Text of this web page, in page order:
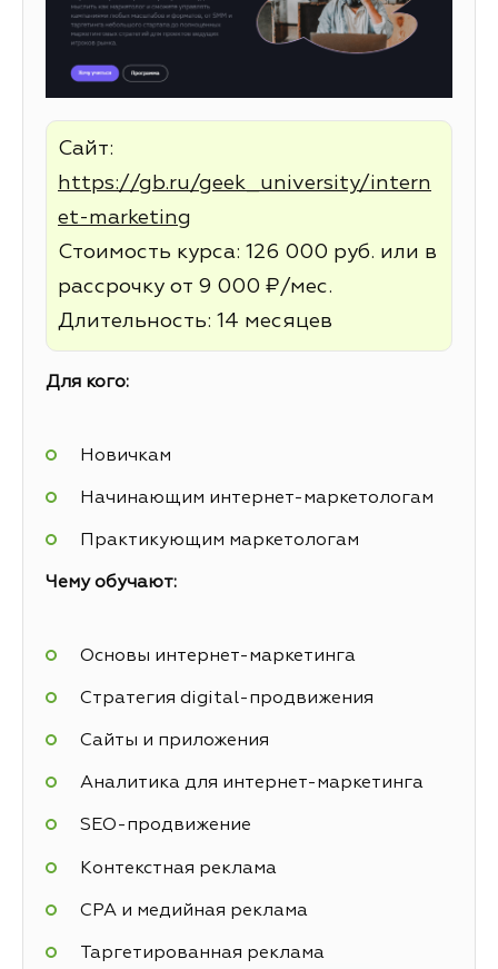
Сайт:
https://gb.ru/geek_university/intern
et-marketing
Стоимость курса: 126 000 руб. или в
рассрочку от 9 000 ₽/мес.
Длительность: 14 месяцев
Для кого:
Новичкам
Начинающим интернет-маркетологам
Практикующим маркетологам
Чему обучают:
Основы интернет-маркетинга
Стратегия digital-продвижения
Сайты и приложения
Аналитика для интернет-маркетинга
SEO-продвижение
Контекстная реклама
СРА и медийная реклама
Таргетированная реклама